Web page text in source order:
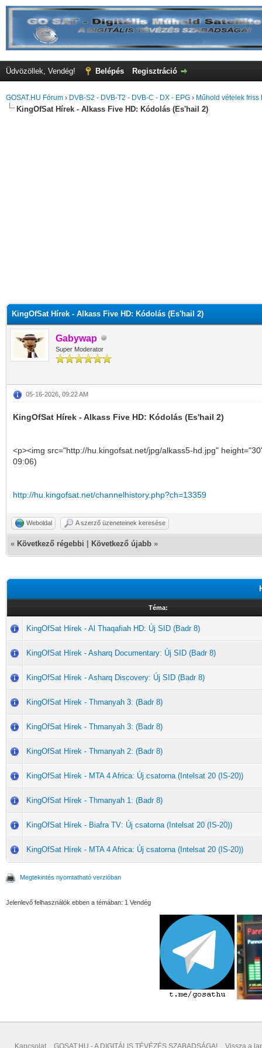
Üdvözöllek, Vendég! Belépés Regisztráció
GOSAT.HU Fórum › DVB-S2 - DVB-T2 - DVB-C - DX - EPG › Műhold vételek friss
KingOfSat Hírek - Alkass Five HD: Kódolás (Es'hail 2)
KingOfSat Hírek - Alkass Five HD: Kódolás (Es'hail 2)
Gabywap
Super Moderator
05-16-2026, 09:22 AM
KingOfSat Hírek - Alkass Five HD: Kódolás (Es'hail 2)
<p><img src="http://hu.kingofsat.net/jpg/alkass5-hd.jpg"
09:06)
http://hu.kingofsat.net/channelhistory.php?ch=13359
Weboldal A szerző üzeneteinek keresése
« Következő régebbi Következő újabb »
Téma:
KingOfSat Hírek - Al Thaqafiah HD: Új SID (Badr 8)
KingOfSat Hírek - Asharq Documentary: Új SID (Badr 8)
KingOfSat Hírek - Asharq Discovery: Új SID (Badr 8)
KingOfSat Hírek - Thmanyah 3: (Badr 8)
KingOfSat Hírek - Thmanyah 3: (Badr 8)
KingOfSat Hírek - Thmanyah 2: (Badr 8)
KingOfSat Hírek - MTA 4 Africa: Új csatorna (Intelsat 20 (IS-20))
KingOfSat Hírek - Thmanyah 1: (Badr 8)
KingOfSat Hírek - Biafra TV: Új csatorna (Intelsat 20 (IS-20))
KingOfSat Hírek - MTA 4 Africa: Új csatorna (Intelsat 20 (IS-20))
Megtekintés nyomtatható verzióban
Jelenlevő felhasználók ebben a témában: 1 Vendég
Kapcsolat GOSAT.HU - A DIGITÁLIS TÉVÉZÉS SZABADSÁGA! Vissza a